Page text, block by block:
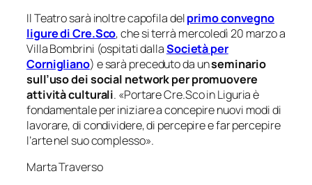
Il Teatro sarà inoltre capofila delprimo convegno
ligure di Cre.Sco, che si terrà mercoledì 20 marzo a
Villa Bombrini (ospitati dallaSocietà per
Cornigliano) e sarà preceduto da unseminario
sull’uso dei social network per promuovere
attività culturali. «Portare Cre.Sco in Liguria è
fondamentale per iniziare a concepire nuovi modi di
lavorare, di condividere, di percepire e far percepire
l’arte nel suo complesso».
Marta Traverso